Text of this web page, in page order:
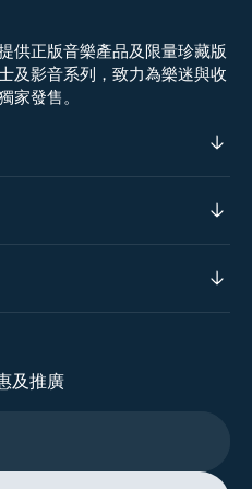
供正版音樂產品及限量珍藏版
及影音系列，致力為樂迷與收
家發售。
及推廣